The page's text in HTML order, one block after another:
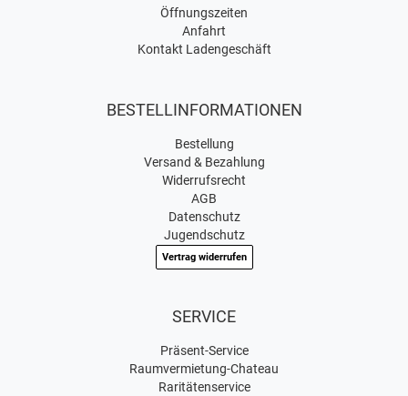
Öffnungszeiten
Anfahrt
Kontakt Ladengeschäft
BESTELLINFORMATIONEN
Bestellung
Versand & Bezahlung
Widerrufsrecht
AGB
Datenschutz
Jugendschutz
Vertrag widerrufen
SERVICE
Präsent-Service
Raumvermietung-Chateau
Raritätenservice